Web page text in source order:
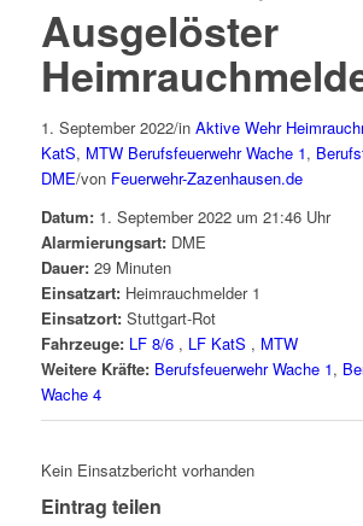
Ausgelöster
1. September 2022/in Aktive Wehr
KatS, MTW Berufsfeuerwehr Wache 1,
DME/von Feuerwehr-Zazenhausen.de
Datum:1. September 2022 um 21:46 Uhr
Alarmierungsart:DME
Dauer:29 Minuten
Einsatzart:Heimrauchmelder 1
Einsatzort:Stuttgart-Rot
Fahrzeuge: LF 8/6 , LF KatS , MTW
Weitere Kräfte: Berufsfeuerwehr Wache 1,
Wache 4
Kein Einsatzbericht vorhanden
Eintrag teilen